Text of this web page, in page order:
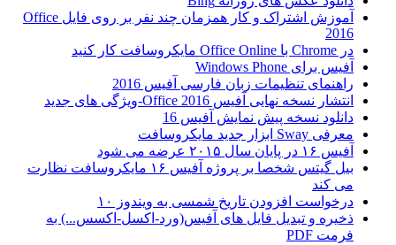
آموزش اشتراک و کار همزمان چند نفر بر روی فایل Office
2016
در Chrome با Office Online مایکروسافت کار کنید
آفیس برای Windows Phone
راهنمای تنظیمات زبان فارسی آفیس 2016
انتشار نسخه نهایی آفیس Office 2016-ویژگی های جدید
دانلود نسخه پیش نمایش آفیس 16
معرفی Sway ابزار جدید مایکروسافت
آفیس ۱۶ در پایان سال ۲۰۱۵ عرضه می شود
بیل گیتس شخصا بر پروژه آفیس ۱۶ مایکروسافت نظارت
می کند
درخواست افزودن تاریخ شمسی به ویندوز ۱۰
ذخیره و تبدیل فایل های آفیس(ورد-اکسل-اکسس...) به
فرمت PDF